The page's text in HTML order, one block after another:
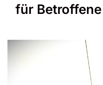
für Betroffene